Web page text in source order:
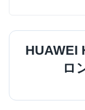
HUAWEI
ロ